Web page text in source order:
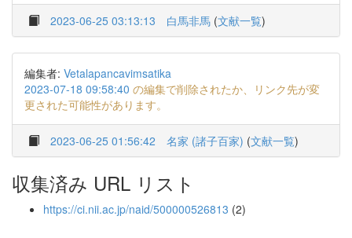
2023-06-25 03:13:13 白馬非馬 (文献一覧)
編集者: Vetalapancavimsatika
2023-07-18 09:58:40 の編集で削除されたか、リンク先が変
更された可能性があります。
2023-06-25 01:56:42 名家 (諸子百家) (文献一覧)
収集済み URL リスト
https://ci.nii.ac.jp/naid/500000526813 (2)